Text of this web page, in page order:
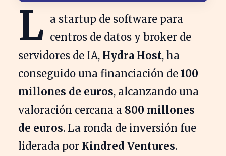
L a startup de software para
centros de datos y broker de
servidores de IA, Hydra Host, ha
conseguido una financiación de 100
millones de euros, alcanzando una
valoración cercana a 800 millones
de euros. La ronda de inversión fue
liderada por Kindred Ventures.